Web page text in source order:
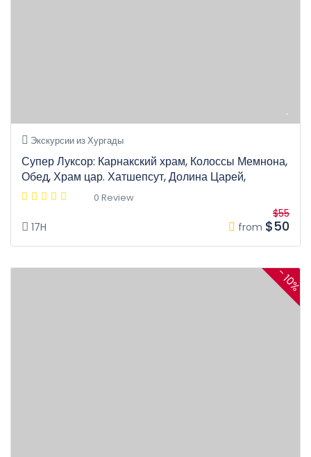
Экскурсии из Хургады
Супер Луксор: Карнакский храм, Колоссы Мемнона,
Обед, Храм цар. Хатшепсут, Долина Царей,
0 Review
17H from
$55
$50
- 10%